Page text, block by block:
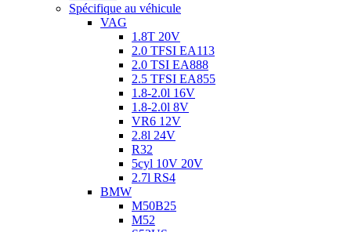
Spécifique au véhicule
VAG
1.8T 20V
2.0 TFSI EA113
2.0 TSI EA888
2.5 TFSI EA855
1.8-2.0l 16V
1.8-2.0l 8V
VR6 12V
2.8l 24V
R32
5cyl 10V 20V
2.7l RS4
BMW
M50B25
M52